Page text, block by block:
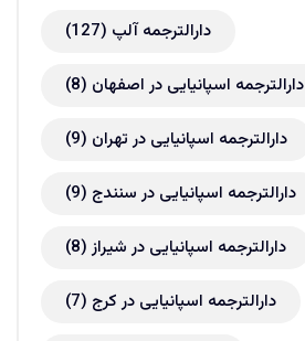
دارالترجمه آلپ (127)
دارالترجمه اسپانیایی در اصفهان (8)
دارالترجمه اسپانیایی در تهران (9)
دارالترجمه اسپانیایی در سنندج (9)
دارالترجمه اسپانیایی در شیراز(8)
دارالترجمه اسپانیایی در کرج (7)